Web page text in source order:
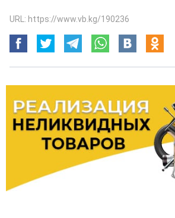
URL: https://www.vb.kg/190236